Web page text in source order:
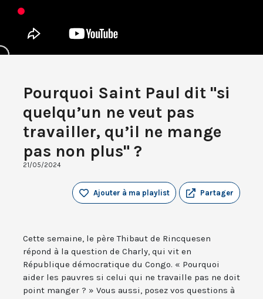
Pourquoi Saint Paul dit "si
quelqu’un ne veut pas
travailler, qu’il ne mange
pas non plus" ?
21/05/2024
Partager
Ajouter à ma playlist
Cette semaine, le père Thibaut de Rincquesen
répond à la question de Charly, qui vit en
République démocratique du Congo. « Pourquoi
aider les pauvres si celui qui ne travaille pas ne doit
point manger ? » Vous aussi, posez vos questions à